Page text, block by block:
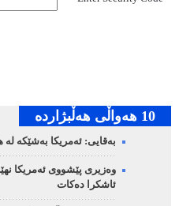
10 هه‌واڵی هه‌ڵبژارده‌
بەقایی: ئەمریکا بەشێکە لە
وەزیری پێشووی ئەمریکا
ئاشکرا دەکات